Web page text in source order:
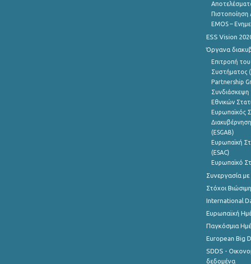
Πιστοποίηση
EMOS –
ESS Vision
Όργανα
Επιτροπή
Συστήματος
Partnership
Εθνικών
Ευρωπαϊκός
(ESGAB)
Ευρωπαϊκή
(ESAC)
Ευρωπαϊκό
Συνεργασία με
Στόχοι
International
Ευρωπαϊκή
Παγκόσμια
European Big
SDDS -
δεδομένα